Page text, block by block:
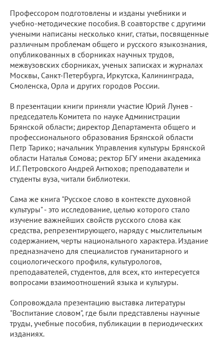
Профессором подготовлены и изданы учебники и
учебно-методические пособия. В соавторстве с другими
учеными написаны несколько книг, статьи, посвященные
различным проблемам общего и русского языкознания,
опубликованных в сборниках научных трудов,
межвузовских сборниках, ученых записках и журналах
Москвы, Санкт-Петербурга, Иркутска, Калининграда,
Смоленска, Орла и других городов России.
В презентации книги приняли участие Юрий Лунев -
председатель Комитета по науке Администрации
Брянской области; директор Департамента общего и
профессионального образования Брянской области
Петр Тарико; начальник Управления культуры Брянской
области Наталья Сомова; ректор БГУ имени академика
И.Г. Петровского Андрей Антюхов; преподаватели и
студенты вуза, читали библиотеки.
Сама же книга "Русское слово в контексте духовной
культуры" - это исследование, целью которого стало
изучение важнейших свойств русского слова как
средства, репрезентирующего, наряду с мыслительным
содержанием, черты национального характера. Издание
предназначено для специалистов гуманитарного и
социологического профиля, культурологов,
преподавателей, студентов, для всех, кто интересуется
вопросами взаимоотношений языка и культуры.
Сопровождала презентацию выставка литературы
"Воспитание словом", где были представлены научные
труды, учебные пособия, публикации в периодических
изданиях.